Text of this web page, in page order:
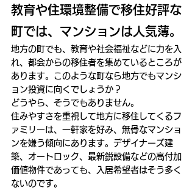
教育や住環境整備で移住好評な
町では、マンションは人気薄。
地方の町でも、教育や社会福祉などに力を入
れ、都会からの移住者を集めているところが
あります。このような町なら地方でもマンシ
ョン投資に向くでしょうか？
どうやら、そうでもありません。
住みやすさを重視して地方に移住してくるフ
ァミリーは、一軒家を好み、無骨なマンショ
ンを嫌う傾向にあります。デザイナーズ建
築、オートロック、最新鋭設備などの高付加
価値物件であっても、入居希望者はそう多く
ないのです。